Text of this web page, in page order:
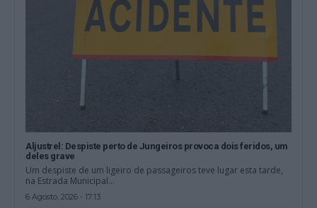
Aljustrel: Despiste perto de Jungeiros provoca dois feridos, um
deles grave
Um despiste de um ligeiro de passageiros teve lugar esta tarde,
na Estrada Municipal...
6 Agosto, 2026 - 17:13